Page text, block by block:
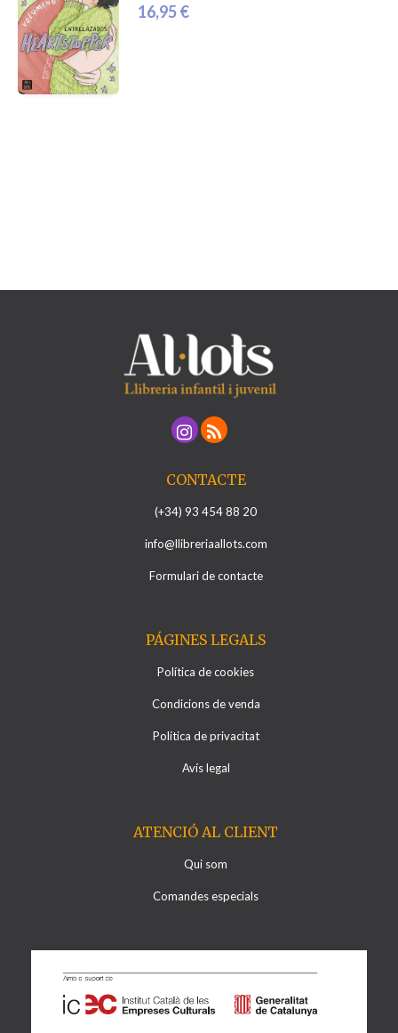
16,95 €
CONTACTE
(+34) 93 454 88 20
info@llibreriaallots.com
Formulari de contacte
PÁGINES LEGALS
Política de cookies
Condicions de venda
Política de privacitat
Avís legal
ATENCIÓ AL CLIENT
Qui som
Comandes especials